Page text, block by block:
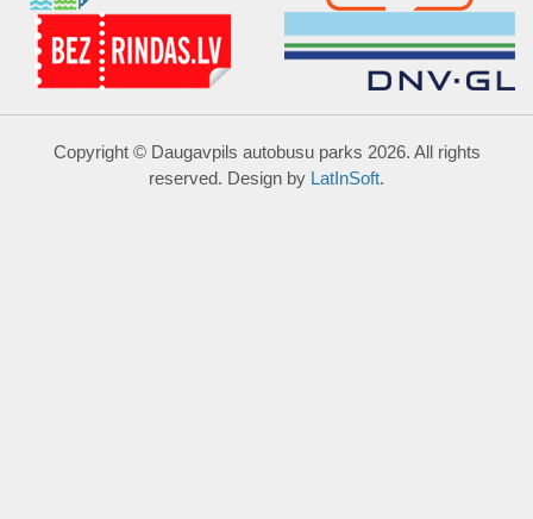
Copyright © Daugavpils autobusu parks 2026. All rights
reserved. Design by LatInSoft.